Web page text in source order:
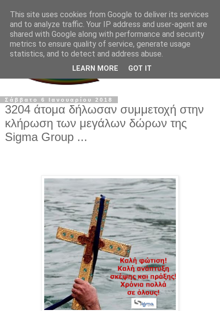
Σάββατο 6 Ιανουαρίου 2018
3204 άτομα δήλωσαν συμμετοχή στην
κλήρωση των μεγάλων δώρων της
Sigma Group ...
This site uses cookies from Google to deliver its services
and to analyze traffic. Your IP address and user-agent are
shared with Google along with performance and security
metrics to ensure quality of service, generate usage
statistics, and to detect and address abuse.
LEARN MORE GOT IT